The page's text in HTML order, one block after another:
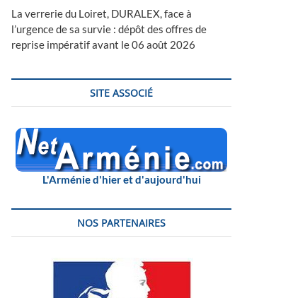
La verrerie du Loiret, DURALEX, face à
l’urgence de sa survie : dépôt des offres de
reprise impératif avant le 06 août 2026
SITE ASSOCIÉ
L'Arménie d'hier et d'aujourd'hui
NOS PARTENAIRES